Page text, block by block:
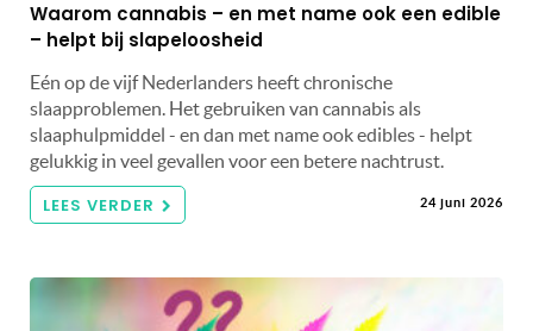
Waarom cannabis – en met name ook een edible
– helpt bij slapeloosheid
Eén op de vijf Nederlanders heeft chronische
slaapproblemen. Het gebruiken van cannabis als
slaaphulpmiddel - en dan met name ook edibles - helpt
gelukkig in veel gevallen voor een betere nachtrust.
LEES VERDER 24 juni 2026